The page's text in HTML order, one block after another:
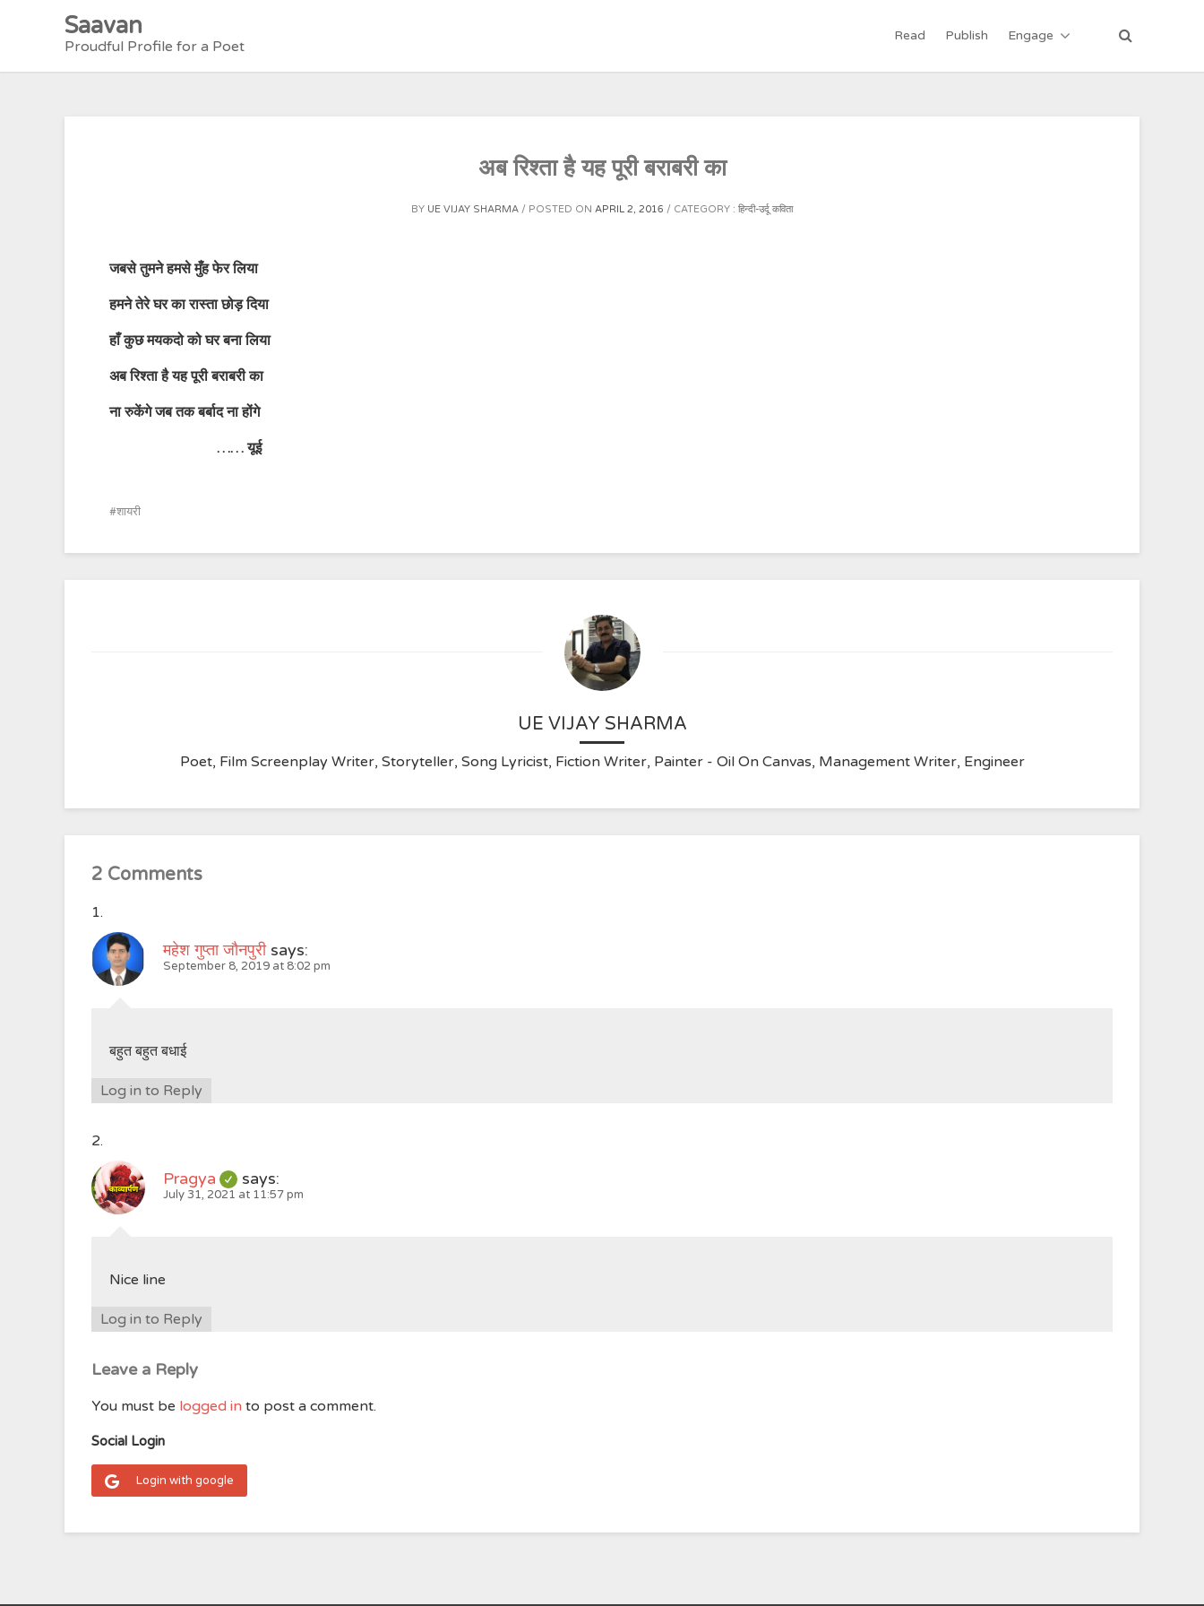
Saavan
Proudful Profile for a Poet
Read Publish Engage
अब रिश्ता है यह पूरी बराबरी का
BY UE VIJAY SHARMA POSTED ON APRIL 2, 2016 CATEGORY : हिन्दी-उर्दू कविता
जबसे तुमने हमसे मुँह फेर लिया
हमने तेरे घर का रास्ता छोड़ दिया
हाँ कुछ मयकदो को घर बना लिया
अब रिश्ता है यह पूरी बराबरी का
ना रुकेंगे जब तक बर्बाद ना होंगे
……यूई
शायरी
UE VIJAY SHARMA
Poet, Film Screenplay Writer, Storyteller, Song Lyricist, Fiction Writer, Painter - Oil On Canvas, Management Writer, Engineer
2 Comments
महेश गुप्ता जौनपुरी says:
September 8, 2019 at 8:02 pm
बहुत बहुत बधाई
Log in to Reply
Pragya says:
July 31, 2021 at 11:57 pm
Nice line
Log in to Reply
Leave a Reply
You must be logged in to post a comment.
Social Login
Login with google